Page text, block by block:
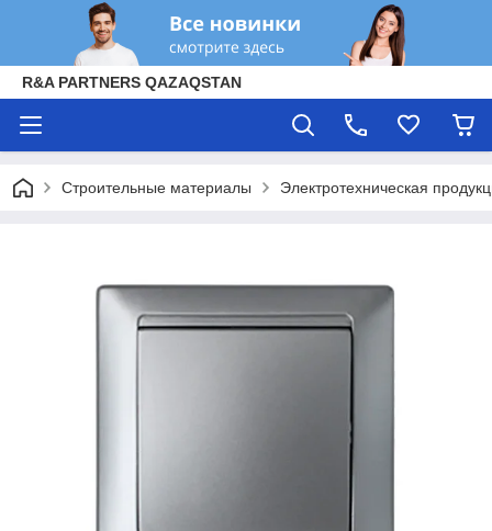
R&A PARTNERS QAZAQSTAN
Строительные материалы Электротехническая